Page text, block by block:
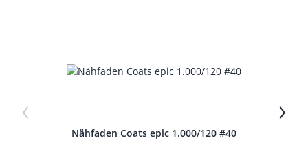
‹
Nähfaden Coats epic 1.000/120 #40
›